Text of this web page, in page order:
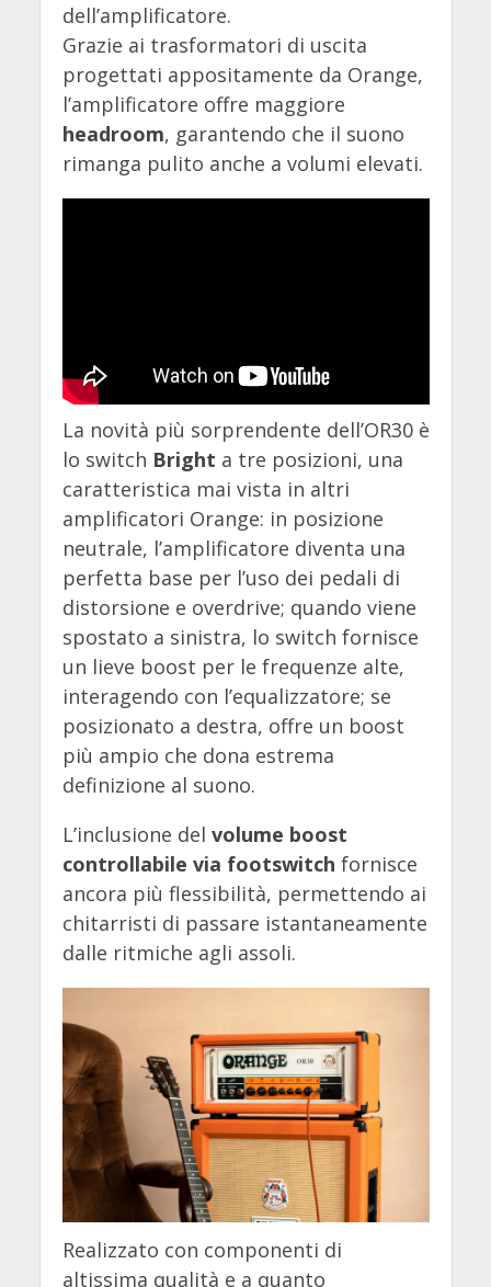
dell’amplificatore.
Grazie ai trasformatori di uscita
progettati appositamente da Orange,
l’amplificatore offre maggiore
headroom, garantendo che il suono
rimanga pulito anche a volumi elevati.
La novità più sorprendente dell’OR30 è
lo switch Bright a tre posizioni, una
caratteristica mai vista in altri
amplificatori Orange: in posizione
neutrale, l’amplificatore diventa una
perfetta base per l’uso dei pedali di
distorsione e overdrive; quando viene
spostato a sinistra, lo switch fornisce
un lieve boost per le frequenze alte,
interagendo con l’equalizzatore; se
posizionato a destra, offre un boost
più ampio che dona estrema
definizione al suono.
L’inclusione del volume boost
controllabile via footswitch fornisce
ancora più flessibilità, permettendo ai
chitarristi di passare istantaneamente
dalle ritmiche agli assoli.
Realizzato con componenti di
altissima qualità e a quanto